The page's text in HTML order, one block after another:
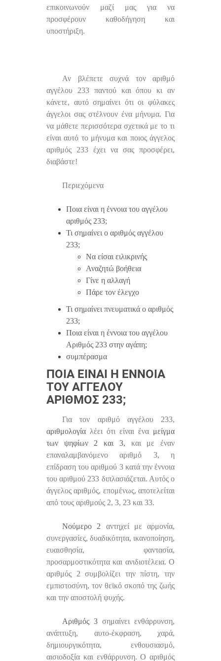
επικοινωνούν μαζί μας για να
προσφέρουν καθοδήγηση και
υποστήριξη.
Αν βλέπετε συχνά τον αριθμό
αγγέλου 233 παντού και όπου κι αν
κάνετε, αυτό σημαίνει ότι οι φύλακες
άγγελοι σας στέλνουν ένα μήνυμα. Για
να μάθετε περισσότερα σχετικά με το τι
είναι αυτό το μήνυμα και ποιος άγγελος
αριθμός 233 έχει να σας προσφέρει,
διαβάστε!
Περιεχόμενα
Ποια είναι η έννοια του αγγέλου
αριθμός 233;
Τι σημαίνει ο αριθμός αγγέλου
233;
Να είσαι ειλικρινής
Αναζητώ βοήθεια
Γίνε η αλλαγή
Πάρε τον έλεγχο
Τι σημαίνει πνευματικά ο αριθμός
233;
Ποια είναι η έννοια του αγγέλου
Αριθμός 233 στην αγάπη;
συμπέρασμα
ΠΟΙΑ ΕΊΝΑΙ Η ΈΝΝΟΙΑ
ΤΟΥ ΑΓΓΈΛΟΥ
ΑΡΙΘΜΌΣ 233;
Για τον αριθμό αγγέλου 233,
αριθμολογία λέει ότι είναι ένα μείγμα
των ψηφίων 2 και 3, και με έναν
επαναλαμβανόμενο αριθμό 3, η
επίδραση του αριθμού 3 κατά την έννοια
του αριθμού 233 διπλασιάζεται. Αυτός ο
άγγελος αριθμός, επομένως, αποτελείται
από τους αριθμούς 2, 3, 23 και 33.
Νούμερο 2 αντηχεί με αρμονία,
συνεργασίες, δυαδικότητα, ικανοποίηση,
ευαισθησία, φαντασία,
προσαρμοστικότητα και ανιδιοτέλεια. Ο
αριθμός 2 συμβολίζει την πίστη, την
εμπιστοσύνη, τον θεϊκό σκοπό της ζωής
και την αποστολή ψυχής.
Αριθμός 3 σημαίνει ενθάρρυνση,
ανάπτυξη, αυτο-έκφραση, χαρά,
δημιουργικότητα, ενθουσιασμό,
αισιοδοξία και ενθάρρυνση. Ο αριθμός